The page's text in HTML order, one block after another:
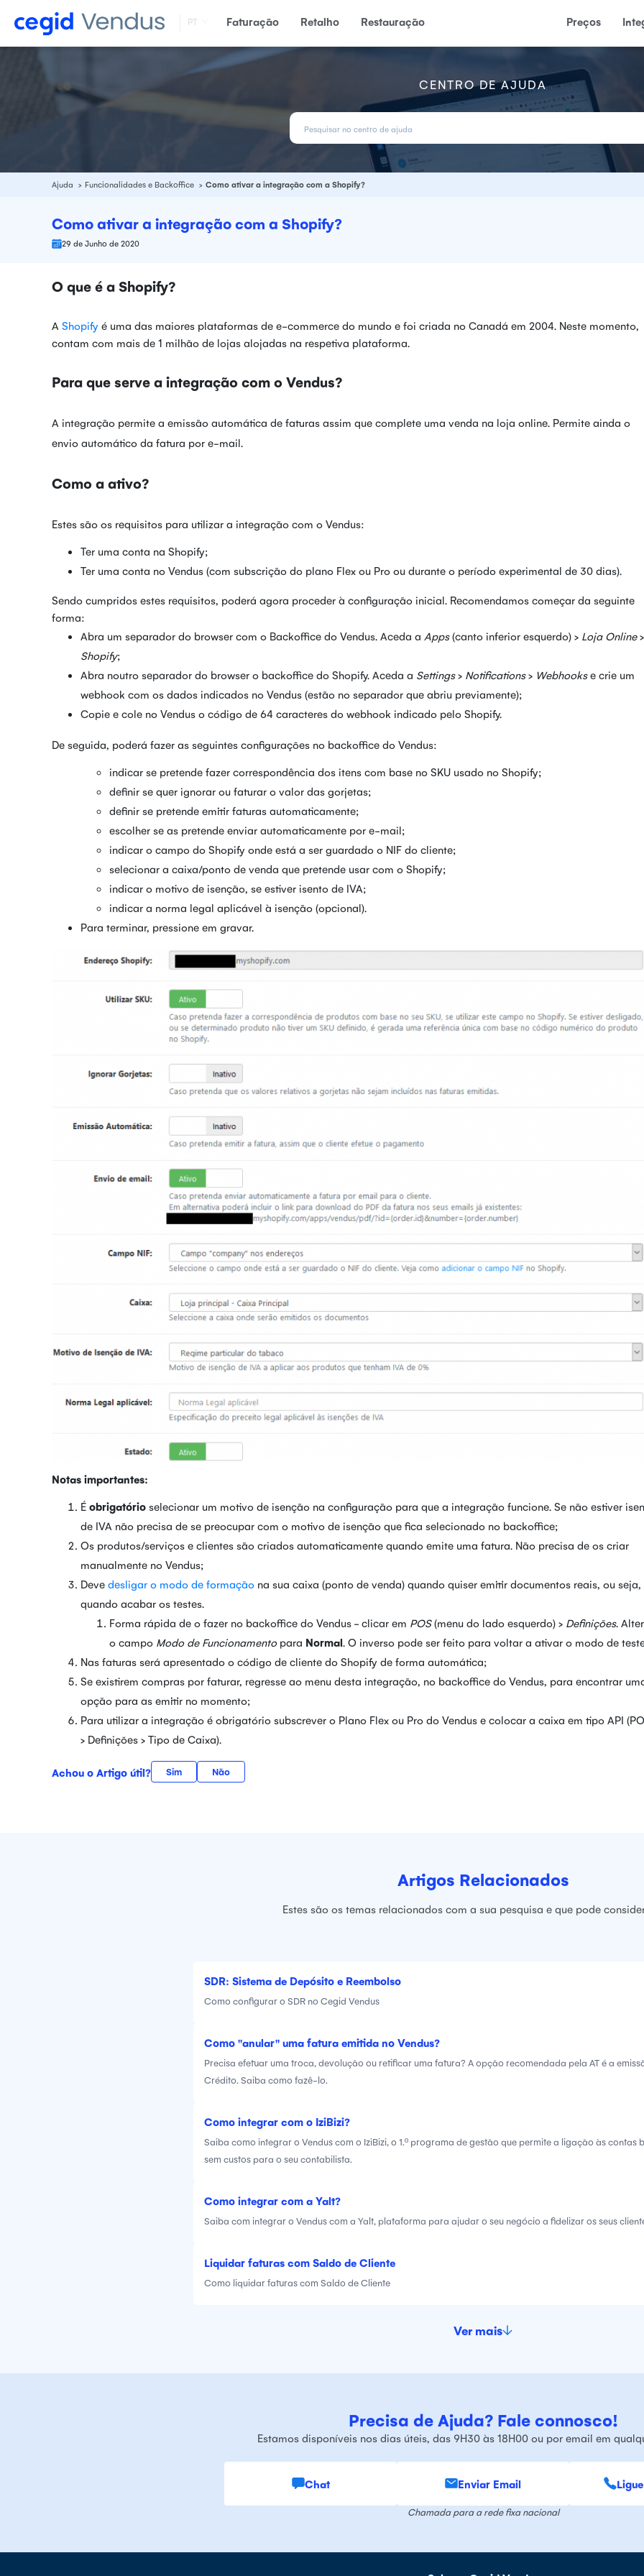
PT Faturação Retalho Restauração Preços
CENTRO DE AJUDA
Ajuda Funcionalidades e Backoffice Como ativar a integração com a Shopify?
Como ativar a integração com a Shopify?
29 de Junho de 2020
O que é a Shopify?
A Shopify é uma das maiores plataformas de e-commerce do mundo e foi criada no Canadá em 2004. Neste momento,
contam com mais de 1 milhão de lojas alojadas na respetiva plataforma.
Para que serve a integração com o Vendus?
A integração permite a emissão automática de faturas assim que complete uma venda na loja online. Permite ainda o
envio automático da fatura por e-mail.
Como a ativo?
Estes são os requisitos para utilizar a integração com o Vendus:
Ter uma conta na Shopify;
Ter uma conta no Vendus (com subscrição do plano Flex ou Pro ou durante o período experimental de 30 dias).
Sendo cumpridos estes requisitos, poderá agora proceder à configuração inicial. Recomendamos começar da seguinte
forma:
Abra um separador do browser com o Backoffice do Vendus. Aceda a Apps(canto inferior esquerdo) > Loja Online>
Shopify;
Abra noutro separador do browser o backoffice do Shopify. Aceda a Settings> Notifications> Webhookse crie um
webhook com os dados indicados no Vendus (estão no separador que abriu previamente);
Copie e cole no Vendus o código de 64 caracteres do webhook indicado pelo Shopify.
De seguida, poderá fazer as seguintes configurações no backoffice do Vendus:
indicar se pretende fazer correspondência dos itens com base no SKU usado no Shopify;
definir se quer ignorar ou faturar o valor das gorjetas;
definir se pretende emitir faturas automaticamente;
escolher se as pretende enviar automaticamente por e-mail;
indicar o campo do Shopify onde está a ser guardado o NIF do cliente;
selecionar a caixa/ponto de venda que pretende usar com o Shopify;
indicar o motivo de isenção, se estiver isento de IVA;
indicar a norma legal aplicável à isenção (opcional).
Para terminar, pressione em gravar.
Notas importantes:
É obrigatório selecionar um motivo de isenção na configuração para que a integração funcione. Se não estiver
de IVA não precisa de se preocupar com o motivo de isenção que fica selecionado no backoffice;
Os produtos/serviços e clientes são criados automaticamente quando emite uma fatura. Não precisa de os criar
manualmente no Vendus;
Deve desligar o modo de formação na sua caixa (ponto de venda) quando quiser emitir documentos reais, ou seja,
quando acabar os testes.
Forma rápida de o fazer no backoffice do Vendus - clicar em POS(menu do lado esquerdo) > Definições.
o campo Modo de Funcionamentopara Normal. O inverso pode ser feito para voltar a ativar o modo de
Nas faturas será apresentado o código de cliente do Shopify de forma automática;
Se existirem compras por faturar, regresse ao menu desta integração, no backoffice do Vendus, para encontrar
opção para as emitir no momento;
Para utilizar a integração é obrigatório subscrever o Plano Flex ou Pro do Vendus e colocar a caixa em tipo API
> Definições > Tipo de Caixa).
Achou o Artigo útil? Sim Não
Artigos Relacionados
Estes são os temas relacionados com a sua pesquisa e que pode
SDR: Sistema de Depósito e Reembolso
Como configurar o SDR no Cegid Vendus
Como "anular" uma fatura emitida no Vendus?
Precisa efetuar uma troca, devolução ou retificar uma fatura? A opção recomendada pela AT é a
Crédito. Saiba como fazê-lo.
Como integrar com o IziBizi?
Saiba como integrar o Vendus com o IziBizi, o 1.º programa de gestão que permite a ligação às contas
sem custos para o seu contabilista.
Como integrar com a Yalt?
Saiba com integrar o Vendus com a Yalt, plataforma para ajudar o seu negócio a fidelizar os seus
Liquidar faturas com Saldo de Cliente
Como liquidar faturas com Saldo de Cliente
Ver mais
Precisa de Ajuda? Fale connosco!
Estamos disponíveis nos dias úteis, das 9H30 às 18H00 ou por email em
Chat Enviar Email
Chamada para a rede fixa nacional